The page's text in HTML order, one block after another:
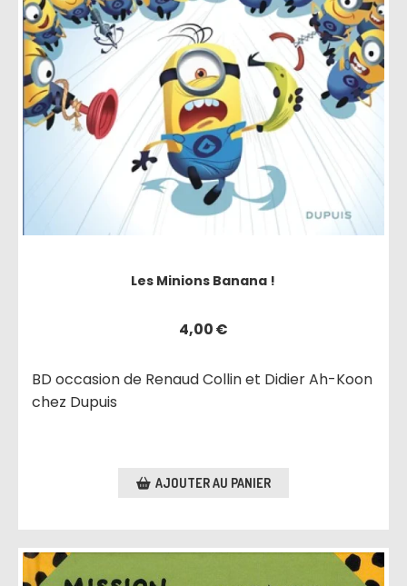
Les Minions Banana !
4,00€
BD occasion de Renaud Collin et Didier Ah-Koon
chez Dupuis
AJOUTER AU PANIER